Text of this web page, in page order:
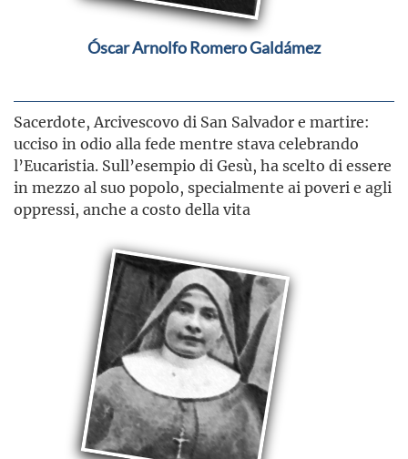
Óscar Arnolfo Romero Galdámez
Sacerdote, Arcivescovo di San Salvador e martire:
ucciso in odio alla fede mentre stava celebrando
l’Eucaristia. Sull’esempio di Gesù, ha scelto di essere
in mezzo al suo popolo, specialmente ai poveri e agli
oppressi, anche a costo della vita